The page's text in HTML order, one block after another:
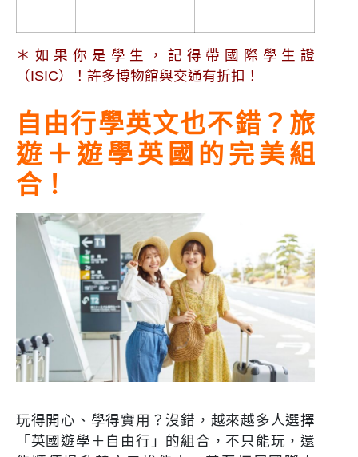
＊如果你是學生，記得帶國際學生證
（ISIC）！許多博物館與交通有折扣！
自由行學英文也不錯？旅
遊＋遊學英國的完美組
合！
玩得開心、學得實用？沒錯，越來越多人選擇
「英國遊學＋自由行」的組合，不只能玩，還